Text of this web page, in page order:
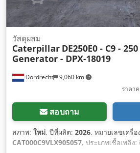
Dordrecht 9,060 km
วัสดุผสม
Caterpillar DE250E0 - C9 -
Generator - DPX-18019
ราคา
สอบถาม
สภาพ: ใหม่, ปีที่ผลิต: 2026, หมายเลขเครื่
CAT000C9VLX905057, ประเภทเชื้อเพลิง: